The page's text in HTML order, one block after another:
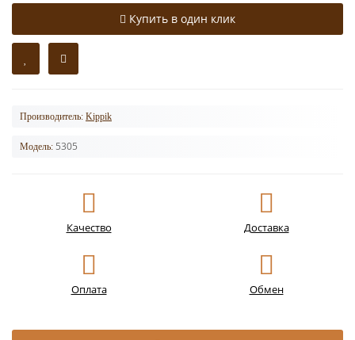
Купить в один клик
Производитель: Kippik
Модель: 5305
Качество Доставка
Оплата Обмен